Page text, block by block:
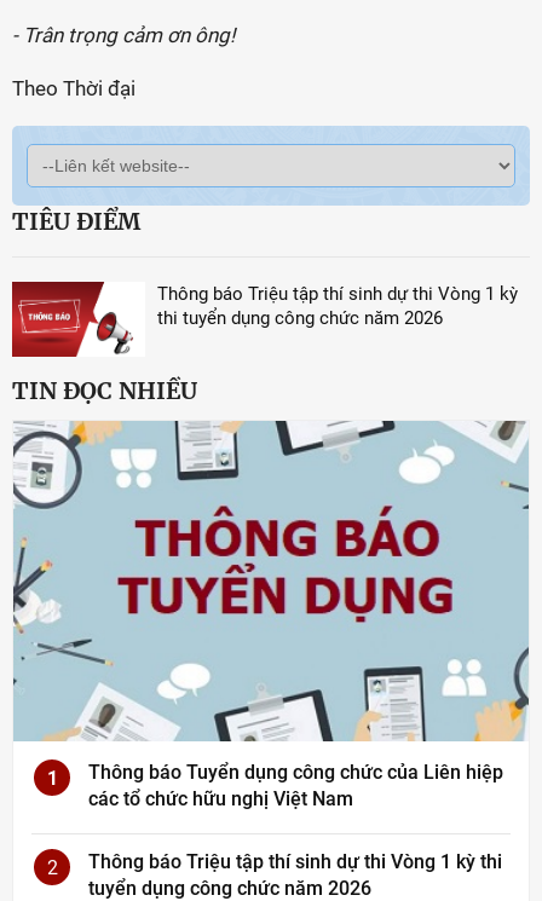
- Trân trọng cảm ơn ông!
Theo Thời đại
TIÊU ĐIỂM
Thông báo Triệu tập thí sinh dự thi Vòng 1 kỳ
thi tuyển dụng công chức năm 2026
TIN ĐỌC NHIỀU
1
Thông báo Tuyển dụng công chức của Liên hiệp
các tổ chức hữu nghị Việt Nam
2
Thông báo Triệu tập thí sinh dự thi Vòng 1 kỳ thi
tuyển dụng công chức năm 2026